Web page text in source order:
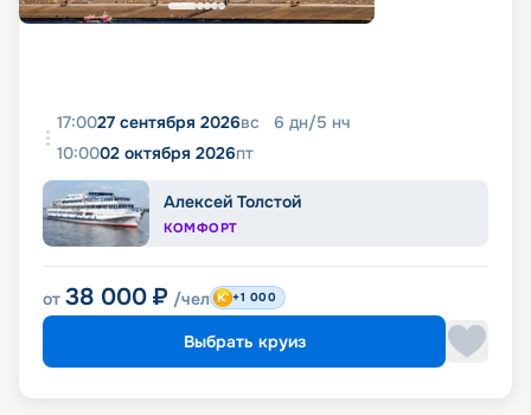
17:0027 сентября 2026вс 6 дн/5 нч
10:0002 октября 2026пт
Алексей Толстой
КОМФОРТ
от 38 000 ₽ /чел +1 000
Выбрать круиз